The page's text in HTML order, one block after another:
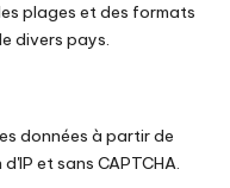
plages et des formats
divers pays.
données à partir de
et sans CAPTCHA.